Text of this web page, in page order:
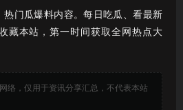
热门瓜爆料内容。每日吃瓜、看最新
藏本站，第一时间获取全网热点大
络，仅用于资讯分享汇总，不代表本站